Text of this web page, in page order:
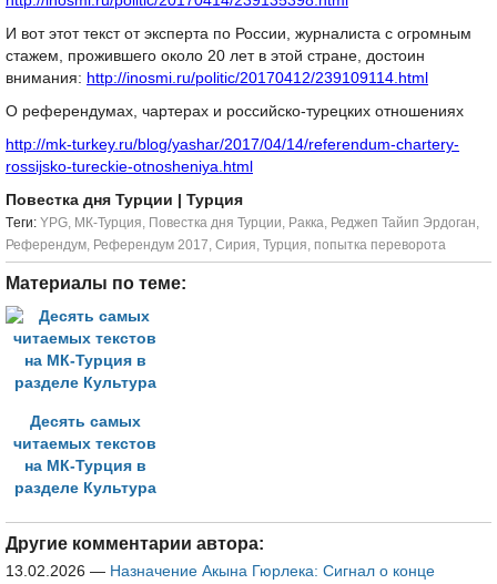
И вот этот текст от эксперта по России, журналиста с огромным
стажем, прожившего около 20 лет в этой стране, достоин
внимания: http://inosmi.ru/politic/20170412/239109114.html
О референдумах, чартерах и российско-турецких отношениях
http://mk-turkey.ru/blog/yashar/2017/04/14/referendum-chartery-
rossijsko-tureckie-otnosheniya.html
Повестка дня Турции
| Турция
Tеги: YPG, МК-Турция, Повестка дня Турции, Ракка, Реджеп Тайип Эрдоган,
Референдум, Референдум 2017, Сирия, Турция, попытка переворота
Материалы по теме:
Десять самых
читаемых текстов
на МК-Турция в
разделе Культура
Другие комментарии автора:
13.02.2026 — Назначение Акына Гюрлека: Сигнал о конце